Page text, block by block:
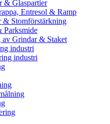
& Glaspartier
Entresol & Ramp
& Stomförstärkning
Parksmide
Grindar & Staket
industri
industri